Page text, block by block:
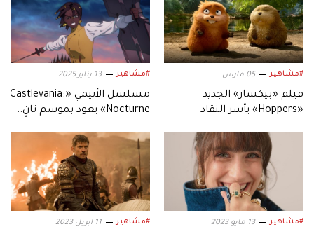
#مشاهير 05 مارس
فيلم «بيكسار» الجديد
«Hoppers» يأسر النقاد
#مشاهير 13 يناير 2025
مسلسل الأنيمي «Castlevania:
Nocturne» يعود بموسم ثانٍ..
#مشاهير 13 مايو 2023 #مشاهير 11 ابريل 2023